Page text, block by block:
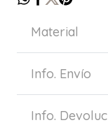
Material
Info. Envío
Info.